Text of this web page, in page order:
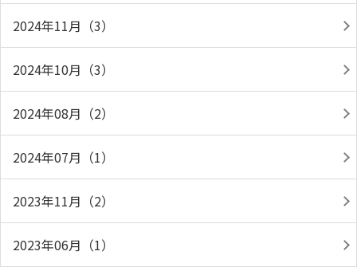
2024年11月（3）
2024年10月（3）
2024年08月（2）
2024年07月（1）
2023年11月（2）
2023年06月（1）